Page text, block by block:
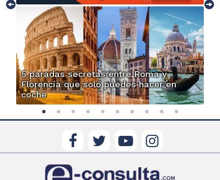
5 paradas secretas entre Roma y
Florencia que solo puedes hacer en
coche